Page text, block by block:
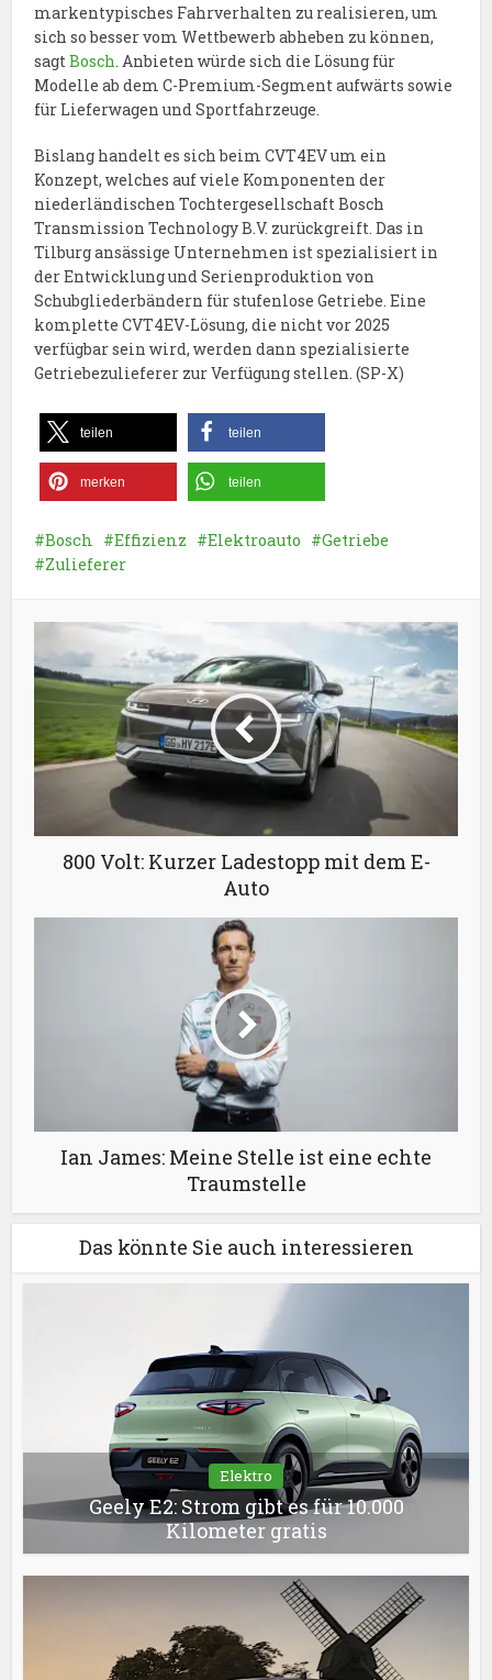
markentypisches Fahrverhalten zu realisieren, um
sich so besser vom Wettbewerb abheben zu können,
sagtBosch. Anbieten würde sich die Lösung für
Modelle ab dem C-Premium-Segment aufwärts sowie
für Lieferwagen und Sportfahrzeuge.
Bislang handelt es sich beim CVT4EV um ein
Konzept, welches auf viele Komponenten der
niederländischen Tochtergesellschaft Bosch
Transmission Technology B.V. zurückgreift. Das in
Tilburg ansässige Unternehmen ist spezialisiert in
der Entwicklung und Serienproduktion von
Schubgliederbändern für stufenlose Getriebe. Eine
komplette CVT4EV-Lösung, die nicht vor 2025
verfügbar sein wird, werden dann spezialisierte
Getriebezulieferer zur Verfügung stellen. (SP-X)
teilen teilen
merken teilen
Bosch Effizienz Elektroauto
Getriebe
Zulieferer
800 Volt: Kurzer Ladestopp mit dem E-
Auto
Ian James: Meine Stelle ist eine echte
Traumstelle
Das könnte Sie auch interessieren
Elektro
Geely E2: Strom gibt es für 10.000
Kilometer gratis